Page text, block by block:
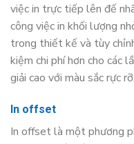
việc in trực tiếp lên đế
công việc in khối lượng
trong thiết kế và tùy
kiệm chi phí hơn cho các
giải cao với màu sắc rực rỡ.
In offset
In offset là một phương